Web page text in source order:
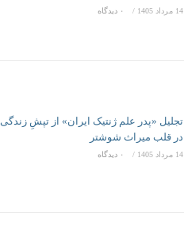
14 مرداد 1405 / ۰ دیدگاه
تجلیل «پدر علم ژنتیک ایران» از تپشِ زندگی
در قلب میراث شوشتر
14 مرداد 1405 / ۰ دیدگاه